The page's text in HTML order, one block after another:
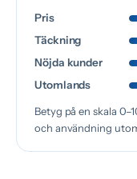
Pris
Täckning
Nöjda kunder
Utomlands
Betyg på en skala
och användning